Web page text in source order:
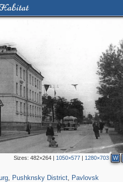
Habitat
Sizes:482×264 | 1050×577 | 1280×703 W
, Pushknsky District, Pavlovsk